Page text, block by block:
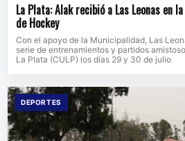
La Plata: Alak recibió a Las Leonas en
de Hockey
Con el apoyo de la Municipalidad, Las
serie de entrenamientos y partidos
La Plata (CULP) los días 29 y 30 de julio
DEPORTES